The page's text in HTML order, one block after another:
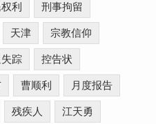
利 刑事拘留
天津 宗教信仰
踪 控告状
曹顺利 月度报告
残疾人 江天勇